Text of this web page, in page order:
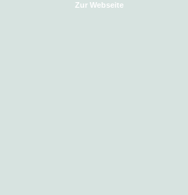
Zur Webseite